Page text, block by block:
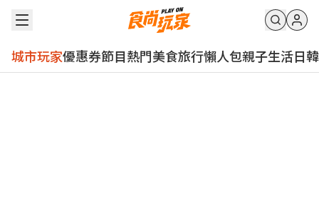
城市玩家優惠券節目熱門美食旅行懶人包親子生活日韓